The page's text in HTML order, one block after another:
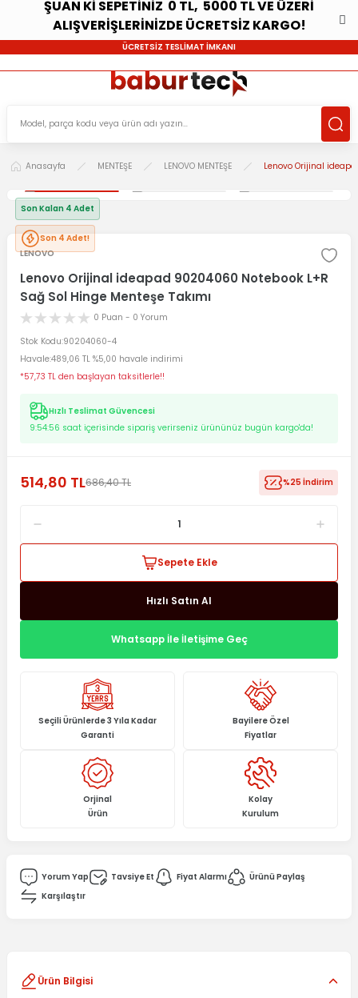
ŞUAN Kİ SEPETİNİZ 0 TL, 5000 TL VE ÜZERİ
ALIŞVERİŞLERİNİZDE ÜCRETSİZ KARGO!
ÜCRETSİZ TESLİMAT İMKANI
Anasayfa MENTEŞE LENOVO MENTEŞE Lenovo Orijinal
Son Kalan 4 Adet
Son 4 Adet!
LENOVO
Lenovo Orijinal ideapad 90204060 Notebook L+R
Sağ Sol Hinge Menteşe Takımı
0 Puan - 0 Yorum
Stok Kodu 90204060-4
Havale489,06 TL %5,00 havale indirimi
*57,73 TL den başlayan taksitlerle!!
Hızlı Teslimat Güvencesi
9:54:55 saat içerisinde sipariş verirseniz ürününüz bugün kargo'da!
514,80 TL686,40 TL %25 İndirim
Sepete Ekle
Hızlı Satın Al
Whatsapp İle İletişime Geç
Seçili Ürünlerde 3 Yıla Kadar
Garanti
Bayilere Özel
Fiyatlar
Orjinal
Ürün
Kolay
Kurulum
Yorum Yap Tavsiye Et Fiyat Alarmı
Ürünü Paylaş
Karşılaştır
Ürün Bilgisi